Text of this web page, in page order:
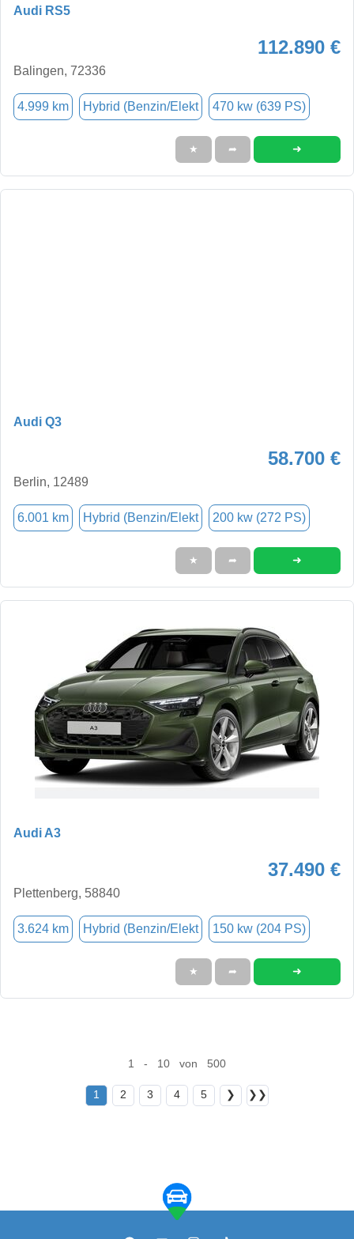
Audi RS5
112.890 €
Balingen, 72336
4.999 km Hybrid (Benzin/Elekt 470 kw (639 PS)
★ ➦ ➜
Audi Q3
58.700 €
Berlin, 12489
6.001 km Hybrid (Benzin/Elekt 200 kw (272 PS)
★ ➦ ➜
Audi A3
37.490 €
Plettenberg, 58840
3.624 km Hybrid (Benzin/Elekt 150 kw (204 PS)
★ ➦ ➜
1 - 10 von 500
1 2 3 4 5 ❯ ❯❯